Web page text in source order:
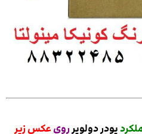
پودر دولوپرروی عکس زیر